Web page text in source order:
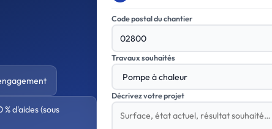
% d'aides (sous
Code postal du chantier
Travaux souhaités
Décrivez votre projet